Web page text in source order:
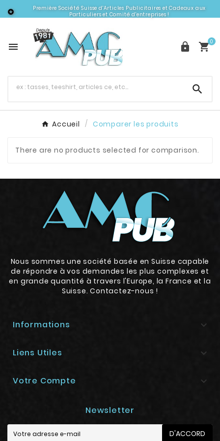

Première Société Suisse d'Articles Publicitaires et Cadeaux aux
Particuliers et Comité d'entreprises !
  0

Accueil Comparer les produits
There are no products selected for comparison.
Nous sommes une société basée en Suisse capable
de répondre à vos demandes les plus complexes et
en grande quantité à travers l'Europe, la France et la
Suisse. Contactez-nous !
Informations 
Liens Utiles 
Votre Compte 
Newsletter
D'ACCORD